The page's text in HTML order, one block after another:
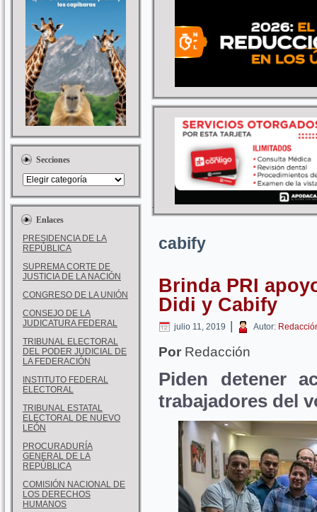
Secciones
Enlaces
PRESIDENCIA DE LA
REPÚBLICA
SUPREMA CORTE DE
JUSTICIA DE LA NACIÓN
CONGRESO DE LA UNIÓN
CONSEJO DE LA
JUDICATURA FEDERAL
TRIBUNAL ELECTORAL
DEL PODER JUDICIAL DE
LA FEDERACIÓN
INSTITUTO FEDERAL
ELECTORAL
TRIBUNAL ESTATAL
ELECTORAL DE NUEVO
LEÓN
PROCURADURÍA
GENERAL DE LA
REPÚBLICA
COMISIÓN NACIONAL DE
LOS DERECHOS
HUMANOS
cabify
Brinda PRI
Didi y Cabify
julio 11, 2019 | Autor:
Por Redacción
Piden detener
trabajadores del